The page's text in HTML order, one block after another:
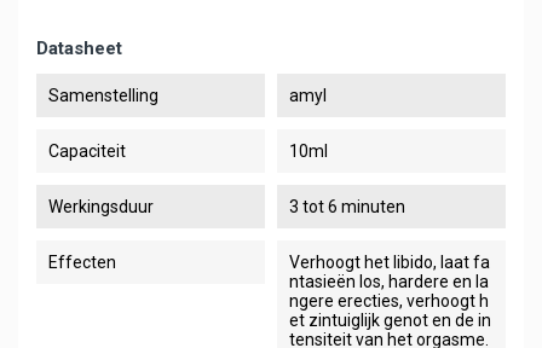
Datasheet
Samenstelling amyl
Capaciteit 10ml
Werkingsduur 3 tot 6 minuten
Effecten
Verhoogt het libido, laat fa
ntasieën los, hardere en la
ngere erecties, verhoogt h
et zintuiglijk genot en de in
tensiteit van het orgasme.